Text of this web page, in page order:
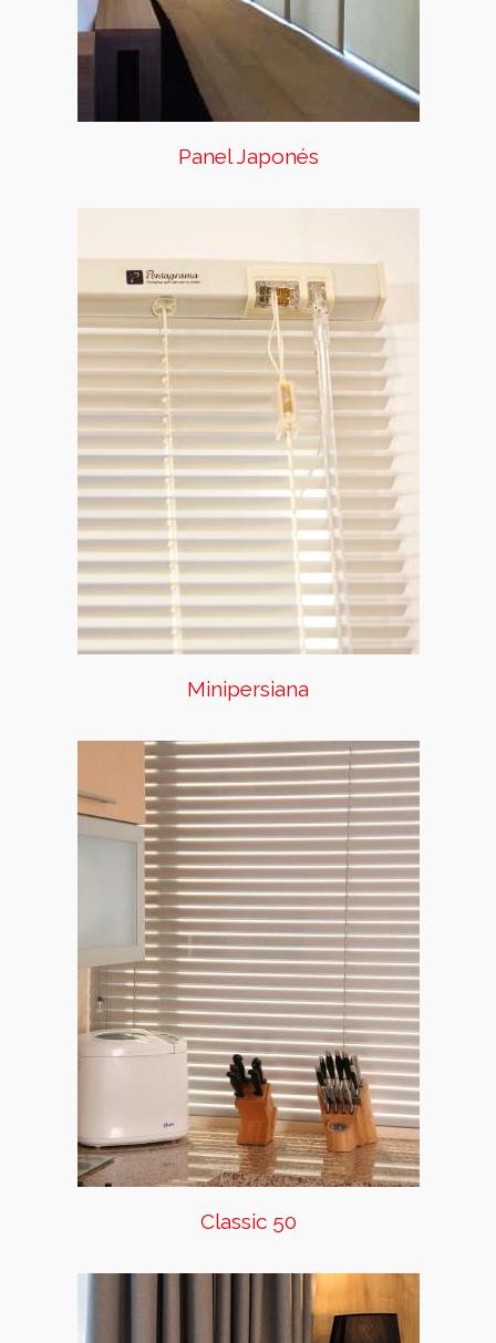
dividir espacios.
Panel Japonés
Minipersiana
Las líneas horizontales de las
láminas y las líneas verticales
de la escalerilla, crean un estilo
cuadriculado y moderno.
Contamos con un portafolio de
más de 50 colores entre
colores sólidos, perforados y
simulación madera.
Minipersiana
Classic 50
Nuestras persianas de aluminio
te darán un control eficiente
de la entrada de luz y le darán
un look industrial a tu espacio.
Fabricadas con laminillas de
aluminio de 5cm, están
disponibles en colores planos,
perforados.
Classic 50
Onda Serena